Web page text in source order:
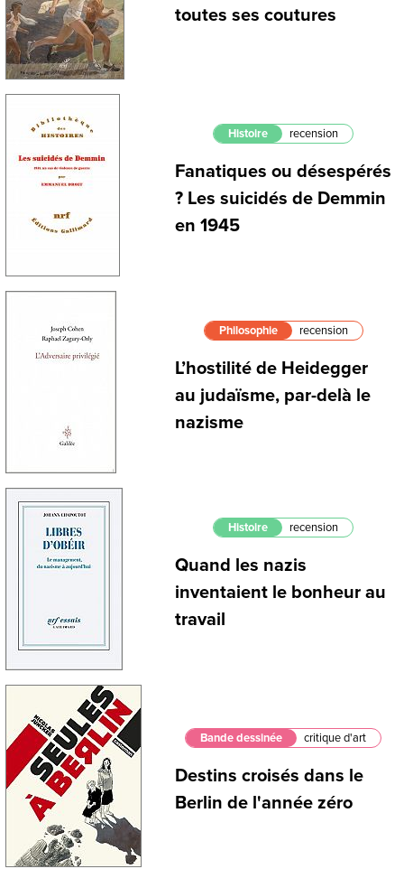
toutes ses coutures
Histoire recension
Fanatiques ou désespérés
? Les suicidés de Demmin
en 1945
Philosophie recension
L’hostilité de Heidegger
au judaïsme, par-delà le
nazisme
Histoire recension
Quand les nazis
inventaient le bonheur au
travail
Bande dessinée critique d'art
Destins croisés dans le
Berlin de l'année zéro